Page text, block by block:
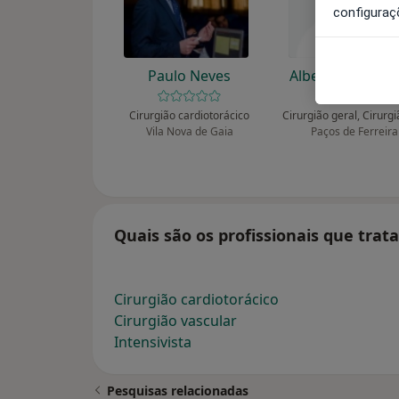
Paulo Neves
Cirurgião cardiotorácico
Vila Nova de Gaia
Alberto Costa
Paços de Ferreira
Quais são os profissionais que
Cirurgião cardiotorácico
Cirurgião vascular
Intensivista
Pesquisas relacionadas